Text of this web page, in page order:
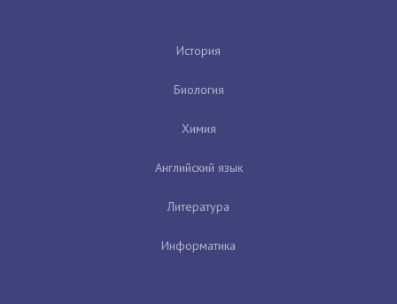
История
Биология
Химия
Английский язык
Литература
Информатика